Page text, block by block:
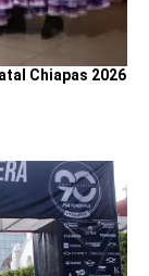
Chiapas 2026